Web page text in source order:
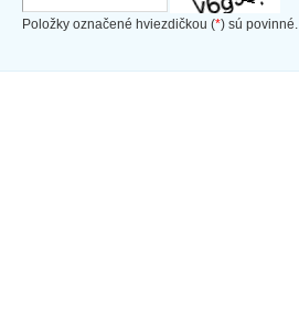
Položky označené hviezdičkou (*) sú povinné.